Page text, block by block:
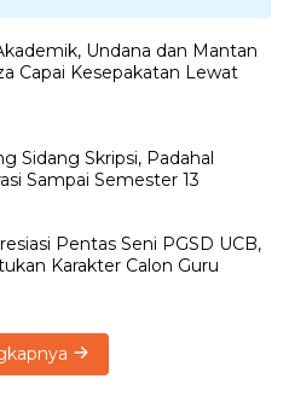
Undana dan Mantan
Capai Kesepakatan Lewat
Sidang Skripsi, Padahal
Sampai Semester 13
Pentas Seni PGSD UCB,
Karakter Calon Guru